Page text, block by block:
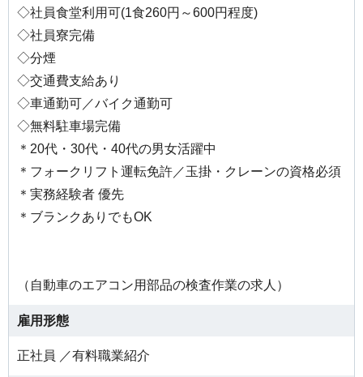
◇社員食堂利用可(1食260円～600円程度)
◇社員寮完備
◇分煙
◇交通費支給あり
◇車通勤可／バイク通勤可
◇無料駐車場完備
＊20代・30代・40代の男女活躍中
＊フォークリフト運転免許／玉掛・クレーンの資格必須
＊実務経験者 優先
＊ブランクありでもOK
（自動車のエアコン用部品の検査作業の求人）
雇用形態
正社員 ／有料職業紹介